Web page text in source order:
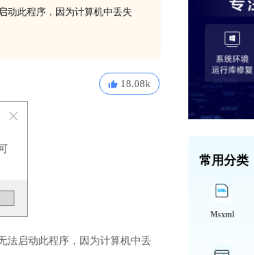
动此程序，因为计算机中丢失
18.08k
法启动此程序，因为计算机中丢
常用分类
Msxml